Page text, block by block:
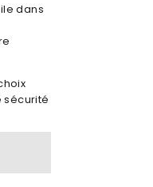
dans
sécurité